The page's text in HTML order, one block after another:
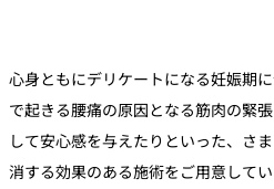
心身ともにデリケートになる妊娠期
で起きる腰痛の原因となる筋肉の緊
して安心感を与えたりといった、さ
消する効果のある施術をご用意してい